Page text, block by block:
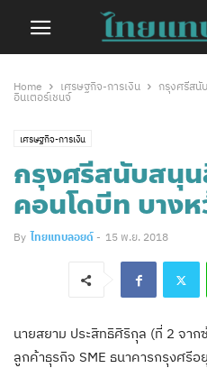
Home เศรษฐกิจ-การเงิน
กรุงศรีสนั
อินเตอร์เชนจ์
เศรษฐกิจ-การเงิน
กรุงศรีสนับสนุน
คอนโดบีท บางห
By ไทยแทบลอยด์ - 15 พ.ย. 2018
นายสยาม ประสิทธิศิริกุล (ที่ 2 จาก
ลูกค้าธุรกิจ SME ธนาคารกรุงศรี